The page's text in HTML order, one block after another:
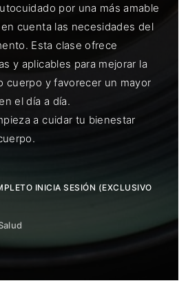
por una más amable
cuenta las necesidades del
Esta clase ofrece
y aplicables para mejorar la
cuerpo y favorecer un mayor
el día a día.
a cuidar tu bienestar
INICIA SESIÓN (EXCLUSIVO